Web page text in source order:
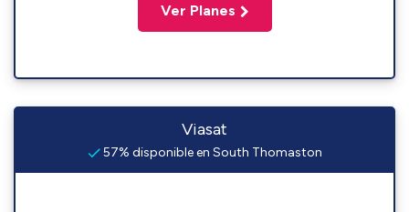
Ver Planes
Viasat
57% disponible en South Thomaston